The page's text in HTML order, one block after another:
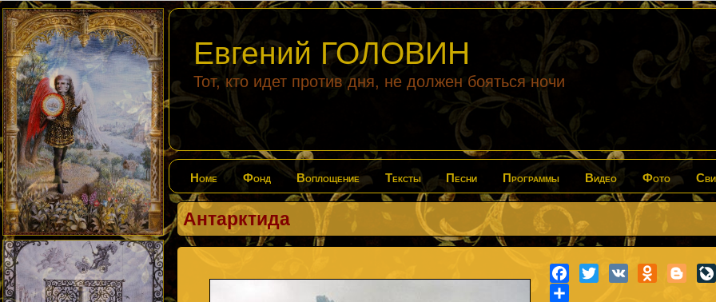
Евгений ГОЛОВИН
Тот, кто идет против дня, не должен бояться ночи
Home Фонд Воплощение Тексты Песни Программы Видео Фото
Антарктида
Facebook
Twitter VK